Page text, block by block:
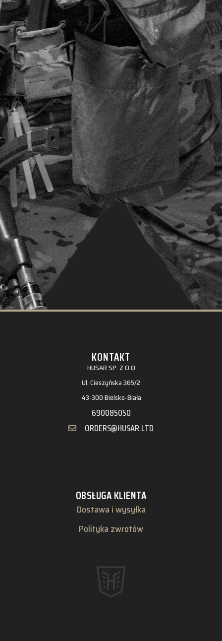
KONTAKT
HUSAR SP. Z O.O
Ul. Cieszyńska 365/2
43-300 Bielsko-Biała
690085050
ORDERS@HUSAR.LTD
OBSŁUGA KLIENTA
Dostawa i wysyłka
Polityka zwrotów